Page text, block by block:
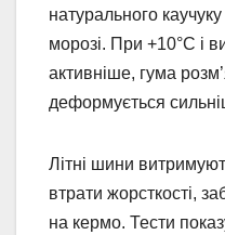
натурального
морозі. При +10°C і
активніше, гума
деформується
Літні шини
втрати жорсткості,
на кермо. Тести